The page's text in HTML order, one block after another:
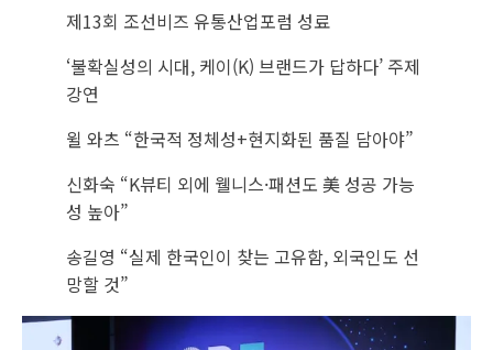
제13회 조선비즈 유통산업포럼 성료
‘불확실성의 시대, 케이(K) 브랜드가 답하다’ 주제
강연
윌 와츠 “한국적 정체성+현지화된 품질 담아야”
신화숙 “K뷰티 외에 웰니스·패션도 美 성공 가능
성 높아”
송길영 “실제 한국인이 찾는 고유함, 외국인도 선
망할 것”